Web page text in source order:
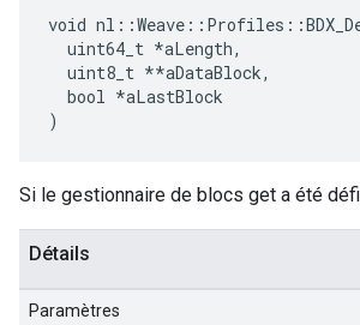
void
  uint64_t
*aLength,
  uint8_t *
*aDataBlock,
  bool *aLastBlock
)
Si le gestionnaire de blocs get a été
Détails
Paramètres